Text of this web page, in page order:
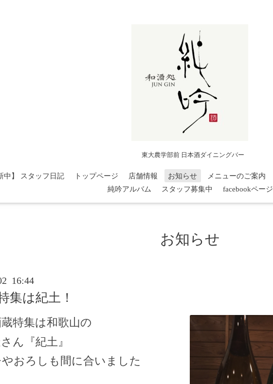
東大農学部前 日本酒ダイニングバー
中】 スタッフ日記 トップページ 店舗情報 お知らせ メニューのご案内
純吟アルバム
スタッフ募集中 facebookページ
お知らせ
16:44
集は紀土！
特集は和歌山の
ん『紀土』
おろしも間に合いました